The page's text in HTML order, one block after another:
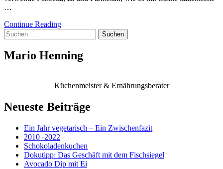
…
Continue Reading
Suchen
nach:
Mario Henning
Küchenmeister & Ernährungsberater
Neueste Beiträge
Ein Jahr vegetarisch – Ein Zwischenfazit
2010 -2022
Schokoladenkuchen
Dokutipp: Das Geschäft mit dem Fischsiegel
Avocado Dip mit Ei